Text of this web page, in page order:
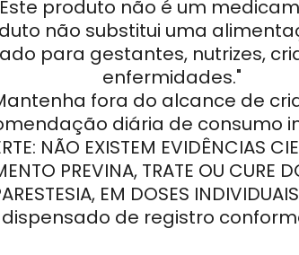
produto não é um
não substitui uma
para gestantes, nutrizes,
enfermidades."
fora do alcance de
diária de consumo
NÃO EXISTEM EVIDÊNCIAS
PREVINA, TRATE OU CURE
EM DOSES
de registro